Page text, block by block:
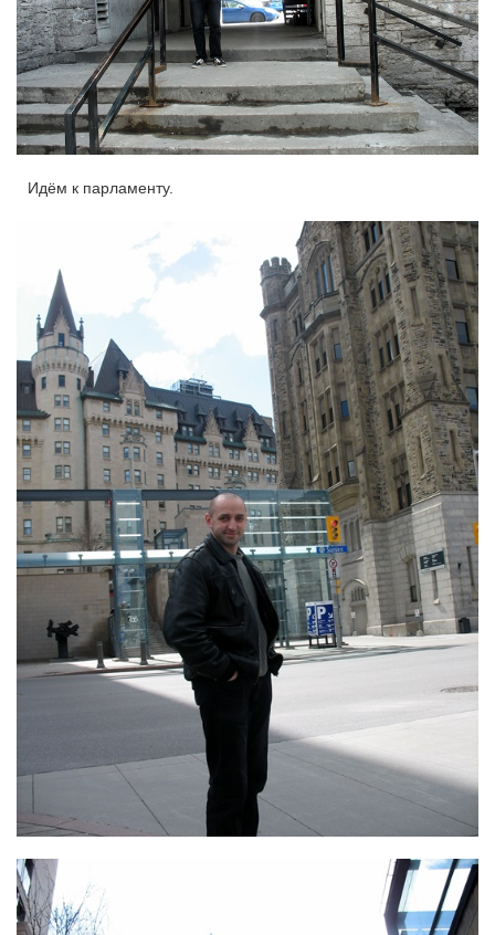
Идём к парламенту.